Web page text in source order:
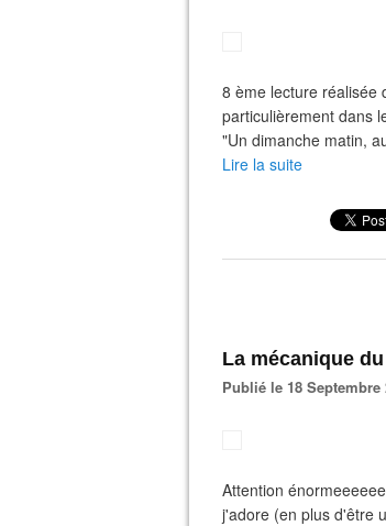
8 ème lecture réalisée
particulièrement dans
"Un dimanche matin,
Lire la suite
La mécanique
Publié le 18 Septembre
Attention
j'adore (en plus d'être